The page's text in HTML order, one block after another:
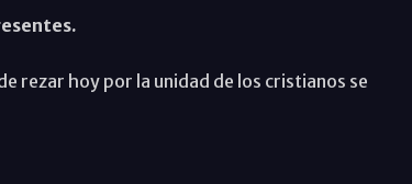
rezar hoy por la unidad de los cristianos se